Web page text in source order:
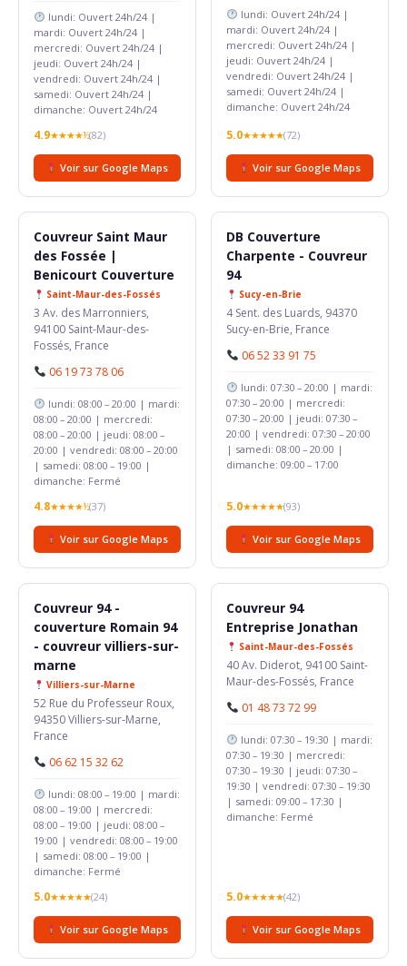
lundi: Ouvert 24h/24 |
mardi: Ouvert 24h/24 |
mercredi: Ouvert 24h/24 |
jeudi: Ouvert 24h/24 |
vendredi: Ouvert 24h/24 |
samedi: Ouvert 24h/24 |
dimanche: Ouvert 24h/24
4.9★★★★½(82)
Voir sur Google Maps
lundi: Ouvert 24h/24 |
mardi: Ouvert 24h/24 |
mercredi: Ouvert 24h/24 |
jeudi: Ouvert 24h/24 |
vendredi: Ouvert 24h/24 |
samedi: Ouvert 24h/24 |
dimanche: Ouvert 24h/24
5.0★★★★★(72)
Voir sur Google Maps
Couvreur Saint Maur
des Fossée |
Benicourt Couverture
Saint-Maur-des-Fossés
3 Av. des Marronniers,
94100 Saint-Maur-des-
Fossés, France
06 19 73 78 06
lundi: 08:00 – 20:00 | mardi:
08:00 – 20:00 | mercredi:
08:00 – 20:00 | jeudi: 08:00 –
20:00 | vendredi: 08:00 – 20:00
| samedi: 08:00 – 19:00 |
dimanche: Fermé
4.8★★★★½(37)
Voir sur Google Maps
DB Couverture
Charpente - Couvreur
94
Sucy-en-Brie
4 Sent. des Luards, 94370
Sucy-en-Brie, France
06 52 33 91 75
lundi: 07:30 – 20:00 | mardi:
07:30 – 20:00 | mercredi:
07:30 – 20:00 | jeudi: 07:30 –
20:00 | vendredi: 07:30 – 20:00
| samedi: 08:00 – 20:00 |
dimanche: 09:00 – 17:00
5.0★★★★★(93)
Voir sur Google Maps
Couvreur 94 -
couverture Romain 94
- couvreur villiers-sur-
marne
Villiers-sur-Marne
52 Rue du Professeur Roux,
94350 Villiers-sur-Marne,
France
06 62 15 32 62
lundi: 08:00 – 19:00 | mardi:
08:00 – 19:00 | mercredi:
08:00 – 19:00 | jeudi: 08:00 –
19:00 | vendredi: 08:00 – 19:00
| samedi: 08:00 – 19:00 |
dimanche: Fermé
5.0★★★★★(24)
Voir sur Google Maps
Couvreur 94
Entreprise Jonathan
Saint-Maur-des-Fossés
40 Av. Diderot, 94100 Saint-
Maur-des-Fossés, France
01 48 73 72 99
lundi: 07:30 – 19:30 | mardi:
07:30 – 19:30 | mercredi:
07:30 – 19:30 | jeudi: 07:30 –
19:30 | vendredi: 07:30 – 19:30
| samedi: 09:00 – 17:30 |
dimanche: Fermé
5.0★★★★★(42)
Voir sur Google Maps